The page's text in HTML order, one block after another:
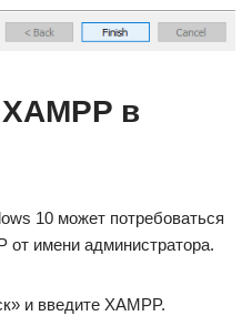
в
10 может потребоваться
от имени администратора.
и введите XAMPP.